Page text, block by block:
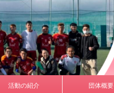
活動の紹介 団体概要